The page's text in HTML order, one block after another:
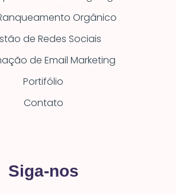
Orgânico
de Redes Sociais
de Email Marketing
Portifólio
Contato
Siga-nos